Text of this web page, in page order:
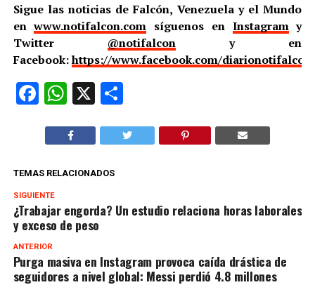
Sigue las noticias de Falcón, Venezuela y el Mundo
enwww.notifalcon.com síguenos en Instagramy
Twitter @notifalcony en
Facebook:https://www.facebook.com/
Facebook
WhatsApp
X Compartir
TEMAS RELACIONADOS
SIGUIENTE
¿Trabajar engorda? Un estudio relaciona horas laborales
y exceso de peso
ANTERIOR
Purga masiva en Instagram provoca caída drástica de
seguidores a nivel global: Messi perdió 4.8 millones